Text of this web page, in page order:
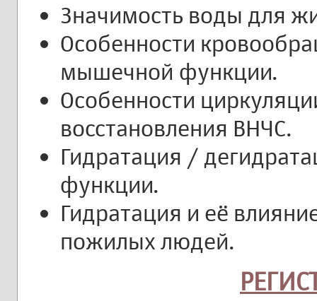
Значимость воды для
Особенности
мышечной функции.
Особенности
восстановления ВНЧС.
Гидратация /
функции.
Гидратация и её
пожилых людей.